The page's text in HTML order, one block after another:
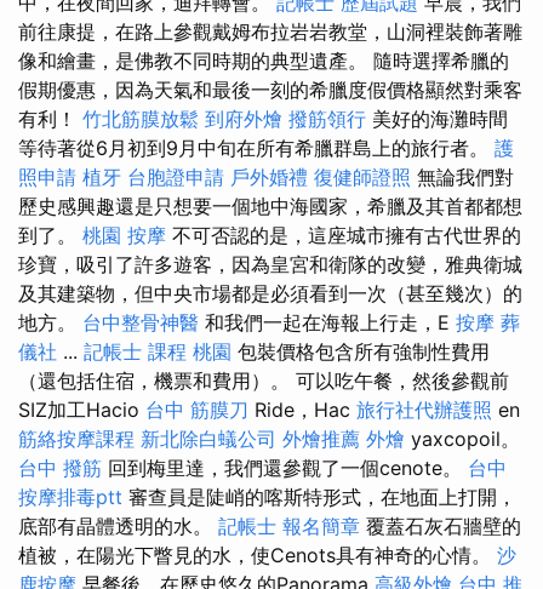
前往康提，在路上參觀戴姆布拉岩岩教堂，山洞裡裝飾著雕
像和繪畫，是佛教不同時期的典型遺產。 隨時選擇希臘的
假期優惠，因為天氣和最後一刻的希臘度假價格顯然對乘客
有利！ 竹北筋膜放鬆 到府外燴 撥筋領行 美好的海灘時間
等待著從6月初到9月中旬在所有希臘群島上的旅行者。 護
照申請 植牙 台胞證申請 戶外婚禮 復健師證照 無論我們對
歷史感興趣還是只想要一個地中海國家，希臘及其首都都想
到了。 桃園 按摩 不可否認的是，這座城市擁有古代世界的
珍寶，吸引了許多遊客，因為皇宮和衛隊的改變，雅典衛城
及其建築物，但中央市場都是必須看到一次（甚至幾次）的
地方。 台中整骨神醫 和我們一起在海報上行走，E 按摩 葬
儀社 ... 記帳士 課程 桃園 包裝價格包含所有強制性費用
（還包括住宿，機票和費用）。 可以吃午餐，然後參觀前
SIZ加工Hacio 台中 筋膜刀 Ride，Hac 旅行社代辦護照 en
筋絡按摩課程 新北除白蟻公司 外燴推薦 外燴 yaxcopoil。
台中 撥筋 回到梅里達，我們還參觀了一個cenote。 台中
按摩排毒ptt 審查員是陡峭的喀斯特形式，在地面上打開，
底部有晶體透明的水。 記帳士 報名簡章 覆蓋石灰石牆壁的
植被，在陽光下瞥見的水，使Cenots具有神奇的心情。 沙
鹿按摩 早餐後，在歷史悠久的Panorama 高級外燴 台中 推